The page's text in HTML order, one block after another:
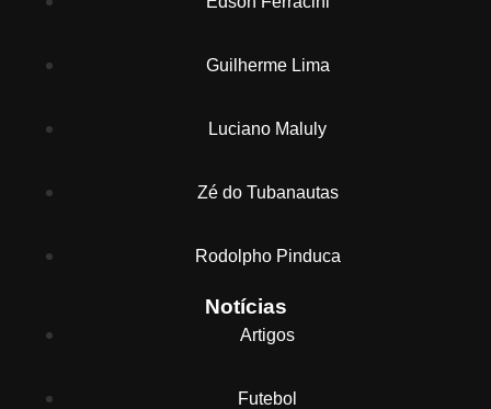
Guilherme Lima
Luciano Maluly
Zé do Tubanautas
Rodolpho Pinduca
Notícias
Artigos
Futebol